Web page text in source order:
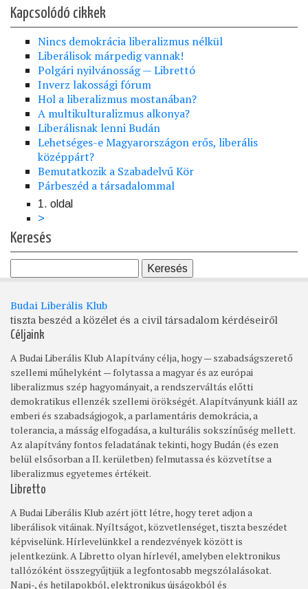
Kapcsolódó cikkek
Nincs demokrácia liberalizmus nélkül
Liberálisok márpedig vannak!
Polgári nyilvánosság — Librettó
Inverz lakossági fórum
Hol a liberalizmus mostanában?
A multikulturalizmus alkonya?
Liberálisnak lenni Budán
Lehetséges-e Magyarországon erős, liberális
középpárt?
Bemutatkozik a Szabadelvű Kör
Párbeszéd a társadalommal
Oldalszámozás
1. oldal
Következő
oldal
>
Keresés
Budai Liberális Klub
tiszta beszéd a közélet és a civil társadalom kérdéseiről
Céljaink
A Budai Liberális Klub Alapítvány célja, hogy — szabadságszerető
szellemi műhelyként — folytassa a magyar és az európai
liberalizmus szép hagyományait, a rendszerváltás előtti
demokratikus ellenzék szellemi örökségét. Alapítványunk kiáll az
emberi és szabadságjogok, a parlamentáris demokrácia, a
tolerancia, a másság elfogadása, a kulturális sokszínűség mellett.
Az alapítvány fontos feladatának tekinti, hogy Budán (és ezen
belül elsősorban a II. kerületben) felmutassa és közvetítse a
liberalizmus egyetemes értékeit.
Libretto
A Budai Liberális Klub azért jött létre, hogy teret adjon a
liberálisok vitáinak. Nyíltságot, közvetlenséget, tiszta beszédet
képviselünk. Hírlevelünkkel a rendezvények között is
jelentkezünk. A Libretto olyan hírlevél, amelyben elektronikus
tallózóként összegyűjtjük a legfontosabb megszólalásokat.
Napi-, és hetilapokból, elektronikus újságokból és